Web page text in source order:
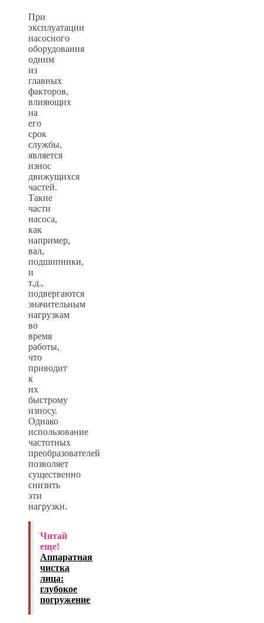
При
эксплуатации
насосного
оборудования
одним
из
главных
факторов,
влияющих
на
его
срок
службы,
является
износ
движущихся
частей.
Такие
части
насоса,
как
например,
вал,
подшипники,
и
т.д.,
подвергаются
значительным
нагрузкам
во
время
работы,
что
приводит
к
их
быстрому
износу.
Однако
использование
частотных
преобразователей
позволяет
существенно
снизить
эти
нагрузки.
Читай
еще!
Аппаратная
чистка
лица:
глубокое
погружение